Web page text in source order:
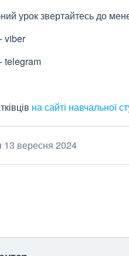
урок звертайтесь до
- viber
- telegram
на сайті навчальної
13 вересня 2024